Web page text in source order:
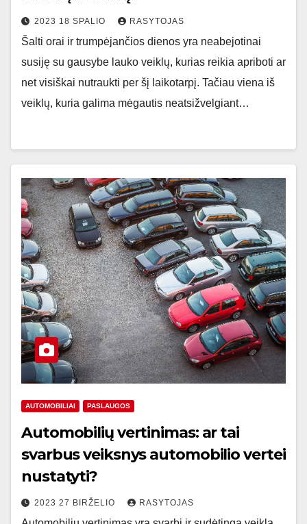
2023 18 SPALIO RASYTOJAS
Šalti orai ir trumpėjančios dienos yra neabejotinai
susiję su gausybe lauko veiklų, kurias reikia apriboti ar
net visiškai nutraukti per šį laikotarpį. Tačiau viena iš
veiklų, kuria galima mėgautis neatsižvelgiant…
AUTOMOBILIAI PASLAUGOS
Automobilių vertinimas: ar tai
svarbus veiksnys automobilio vertei
nustatyti?
2023 27 BIRŽELIO RASYTOJAS